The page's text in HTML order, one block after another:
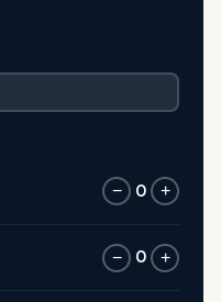
− 0 +
− 0 +